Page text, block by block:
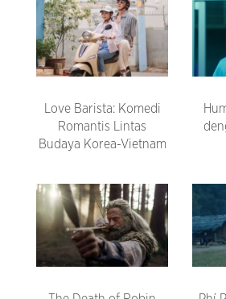
Love Barista: Komedi
Romantis Lintas
Budaya Korea-Vietnam